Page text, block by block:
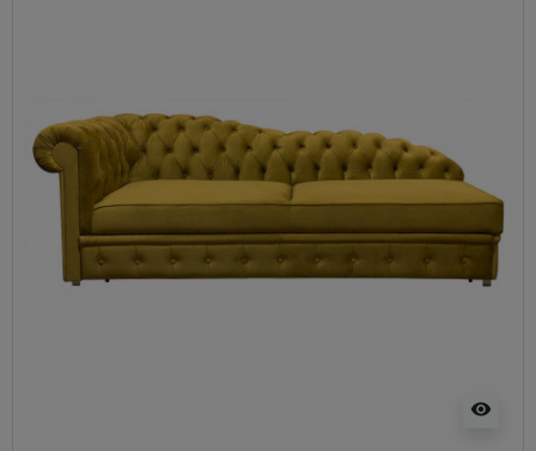
visibility